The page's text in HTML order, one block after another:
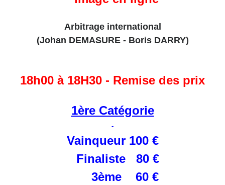
Arbitrage international
(Johan DEMASURE - Boris DARRY)
18h00 à 18H30 - Remise des prix
1ère Catégorie
-
Vainqueur 100 €
Finaliste 80 €
3ème 60 €